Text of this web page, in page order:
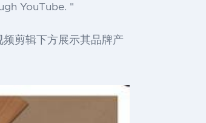
YouTube. "
频剪辑下方展示其品牌产